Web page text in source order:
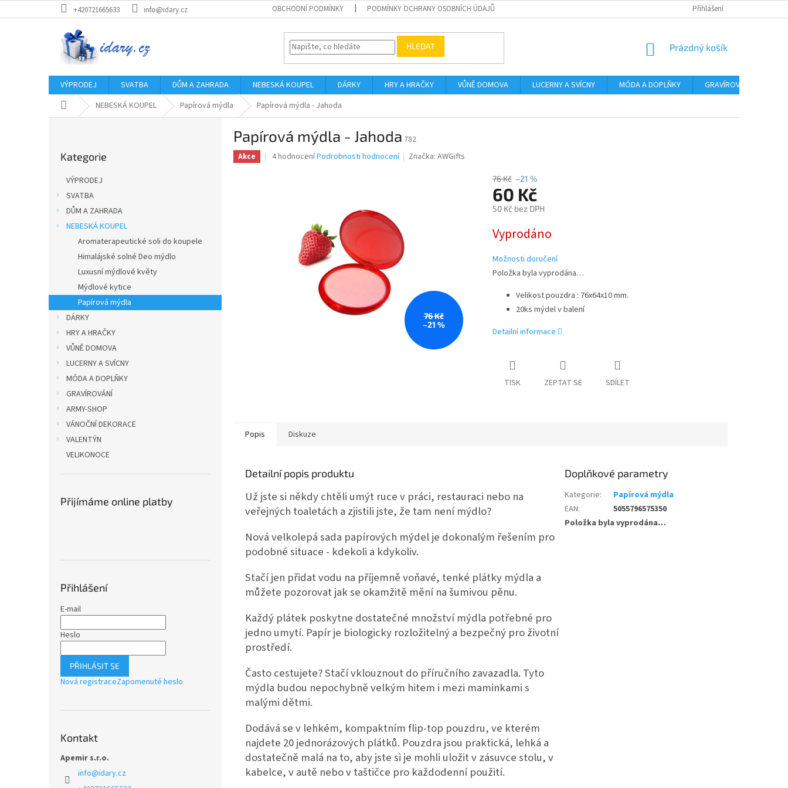
na
+420721665633 info@idary.cz OBCHODNÍ PODMÍNKY PODMÍNKY OCHRANY OSOBNÍCH ÚDAJŮ Přihlášení
HLEDAT
NÁKUPNÍ
Prázdný košík
VÝPRODEJ SVATBA DŮM A ZAHRADA NEBESKÁ KOUPEL DÁRKY HRY A HRAČKY VŮNĚ DOMOVA LUCERNY A SVÍCNY MÓDA A DOPLŇKY GRAVÍROVÁNÍ
Domů NEBESKÁ KOUPEL Papírová mýdla Papírová mýdla - Jahoda
l
kategorie
Kategorie
VÝPRODEJ
SVATBA
DŮM A ZAHRADA
NEBESKÁ KOUPEL
Aromaterapeutické soli do koupele
Himalájské solné Deo mýdlo
Luxusní mýdlové květy
Mýdlové kytice
Papírová mýdla
DÁRKY
HRY A HRAČKY
VŮNĚ DOMOVA
LUCERNY A SVÍCNY
MÓDA A DOPLŇKY
GRAVÍROVÁNÍ
ARMY-SHOP
VÁNOČNÍ DEKORACE
VALENTÝN
VELIKONOCE
Přijímáme online platby
Přihlášení
E-mail
Heslo
PŘIHLÁSIT SE
Nová registraceZapomenuté heslo
Kontakt
Apemir s.r.o.
info@idary.cz
Papírová mýdla - Jahoda 782
Akce
Průměrné
hvězdiček.
4 hodnoceníPodrobnosti hodnocení Značka:AWGifts
76 Kč
–21 %
76 Kč –21 %
60 Kč
50 Kč bez DPH
cena:
Vyprodáno
Možnosti doručení
Položka byla vyprodána…
Velikost pouzdra : 76x64x10 mm.
20ks mýdel v balení
Detailní informace
TISK ZEPTAT SE SDÍLET
Popis Diskuze
Detailní popis produktu
Už jste si někdy chtěli umýt ruce v práci, restauraci nebo na
veřejných toaletách a zjistili jste, že tam není mýdlo?
Nová velkolepá sada papírových mýdelje dokonalým řešením pro
podobné situace - kdekoli a kdykoliv.
Stačí jen přidat vodu na příjemně voňavé, tenké plátky mýdla a
můžete pozorovat jak se okamžitě mění na šumivou pěnu.
Každý plátek poskytne dostatečné množství mýdla potřebné pro
jedno umytí. Papír je biologicky rozložitelný a bezpečný pro životní
prostředí.
Často cestujete? Stačí vklouznout do příručního zavazadla. Tyto
mýdla budou nepochybně velkým hitem i mezi maminkami s
malými dětmi.
Dodává se v lehkém, kompaktním flip-top pouzdru, ve kterém
najdete 20 jednorázových plátků. Pouzdra jsou praktická, lehká a
dostatečně malá na to, aby jste si je mohli uložit v zásuvce stolu, v
kabelce, v autě nebo v taštičce pro každodenní použití.
Doplňkové parametry
Kategorie:
Papírová mýdla
EAN:
5055796575350
Položka byla vyprodána…